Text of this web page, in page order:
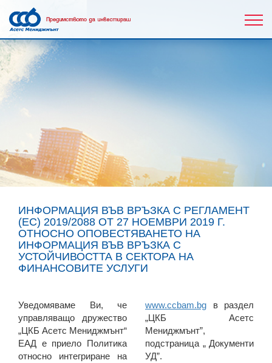
ИНФОРМАЦИЯ ВЪВ ВРЪЗКА С РЕГЛАМЕНТ
(ЕС) 2019/2088 ОТ 27 НОЕМВРИ 2019 Г.
ОТНОСНО ОПОВЕСТЯВАНЕТО НА
ИНФОРМАЦИЯ ВЪВ ВРЪЗКА С
УСТОЙЧИВОСТТА В СЕКТОРА НА
ФИНАНСОВИТЕ УСЛУГИ
Уведомяваме Ви, че
управляващо дружество
„ЦКБ Асетс Мениджмънт“
ЕАД е приело Политика
относно интегриране на
www.ccbam.bg в раздел
„ЦКБ Асетс
Мениджмънт”,
подстраница „ Документи
УД”.